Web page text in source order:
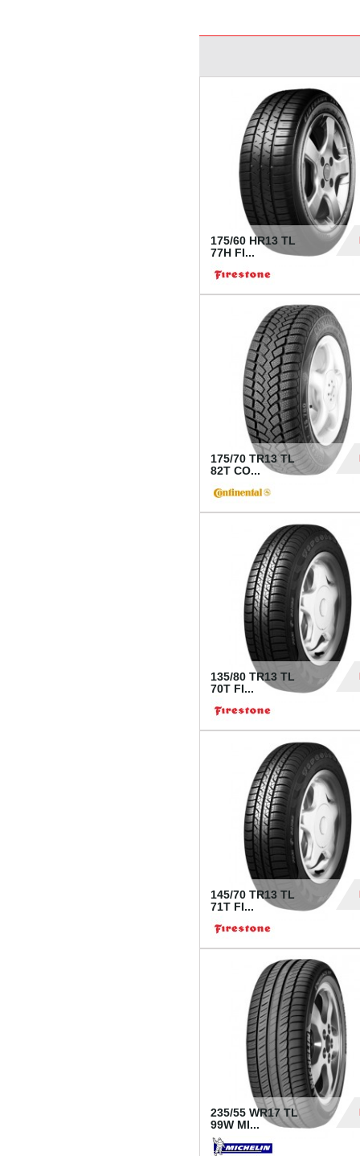
175/60 HR13 TL
77H FI...
175/70 TR13 TL
82T CO...
135/80 TR13 TL
70T FI...
145/70 TR13 TL
71T FI...
235/55 WR17 TL
99W MI...